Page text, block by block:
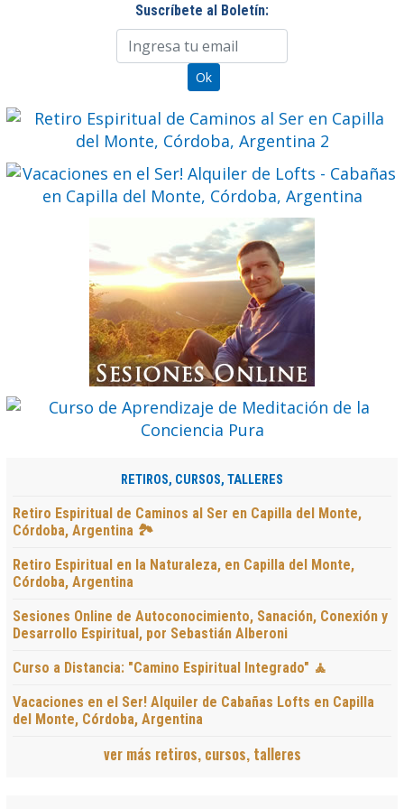
Suscríbete al Boletín:
RETIROS, CURSOS, TALLERES
Retiro Espiritual de Caminos al Ser en Capilla del Monte,
Córdoba, Argentina 🏞️
Retiro Espiritual en la Naturaleza, en Capilla del Monte,
Córdoba, Argentina
Sesiones Online de Autoconocimiento, Sanación, Conexión y
Desarrollo Espiritual, por Sebastián Alberoni
Curso a Distancia: "Camino Espiritual Integrado" 🧘
Vacaciones en el Ser! Alquiler de Cabañas Lofts en Capilla
del Monte, Córdoba, Argentina
ver más retiros, cursos, talleres